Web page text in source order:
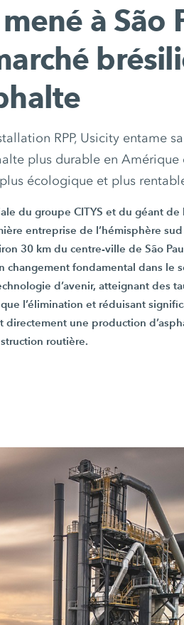
à São
RPP, Usicity entame
plus durable en Amérique
écologique et plus
du groupe CITYS et du géant
entreprise de l’hémisphère
30 km du centre-ville deSão
changement fondamental dans le
d’avenir, atteignant des
l’élimination et réduisant
directement une production
routière.